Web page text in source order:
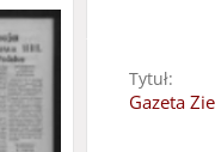
Tytuł:
Gazeta